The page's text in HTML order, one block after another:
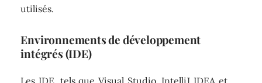
utilisés.
Environnements de développement
intégrés (IDE)